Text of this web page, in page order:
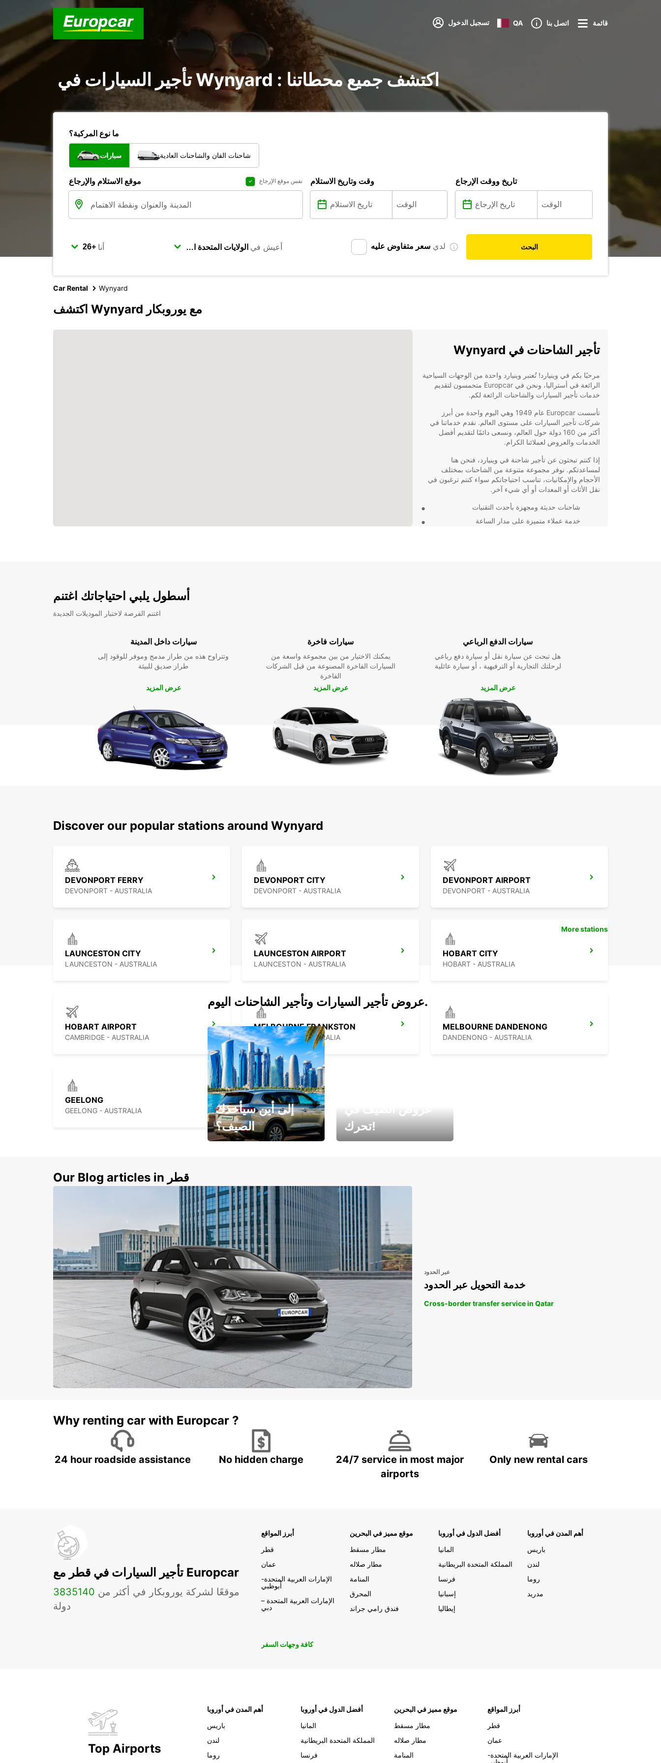
تسجيل الدخول QA اتصل بنا قائمة
تأجير السيارات في Wynyard : اكتشف جميع محطاتنا
ما نوع المركبة؟
سيارات شاحنات الفان والشاحنات العادية
موقع الاستلام والإرجاع نفس موقع الإرجاع وقت وتاريخ الاستلام تاريخ ووقت الإرجاع
أنا أعيش في لدي سعر متفاوض عليه البحث
Car Rental Wynyard
اكتشف Wynyard مع يوروبكار
تأجير الشاحنات في Wynyard
مرحبًا بكم في وينيارد! تُعتبر وينيارد واحدة من الوجهات السياحية
الرائعة في أستراليا، ونحن في Europcar متحمسون لتقديم
خدمات تأجير السيارات والشاحنات الرائعة لكم.
تأسست Europcar عام 1949 وهي اليوم واحدة من أبرز
شركات تأجير السيارات على مستوى العالم. نقدم خدماتنا في
أكثر من 160 دولة حول العالم، ونسعى دائمًا لتقديم أفضل
الخدمات والعروض لعملائنا الكرام.
إذا كنتم تبحثون عن تأجير شاحنة في وينيارد، فنحن هنا
لمساعدتكم. نوفر مجموعة متنوعة من الشاحنات بمختلف
الأحجام والإمكانيات، تناسب احتياجاتكم سواء كنتم ترغبون في
نقل الأثاث أو المعدات أو أي شيء آخر.
شاحنات حديثة ومجهزة بأحدث التقنيات
خدمة عملاء متميزة على مدار الساعة
أسطول يلبي احتياجاتك اغتنم
اغتنم الفرصة لاختبار الموديلات الجديدة
سيارات داخل المدينة
وتتراوح هذه من طراز مدمج وموفر للوقود إلى
طراز صديق للبيئة
عرض المزيد
سيارات فاخرة
يمكنك الاختيار من بين مجموعة واسعة من
السيارات الفاخرة المصنوعة من قبل الشركات
الفاخرة
عرض المزيد
سيارات الدفع الرباعي
هل تبحث عن سيارة نقل أو سيارة دفع رباعي
لرحلتك التجارية أو الترفيهية ، أو سيارة عائلية
عرض المزيد
Discover our popular stations around Wynyard
DEVONPORT FERRY
DEVONPORT - AUSTRALIA
DEVONPORT CITY
DEVONPORT - AUSTRALIA
DEVONPORT AIRPORT
DEVONPORT - AUSTRALIA
LAUNCESTON CITY
LAUNCESTON - AUSTRALIA
LAUNCESTON AIRPORT
LAUNCESTON - AUSTRALIA
HOBART CITY
HOBART - AUSTRALIA
HOBART AIRPORT
CAMBRIDGE - AUSTRALIA
MELBOURNE FRANKSTON
FRANKSTON - AUSTRALIA
MELBOURNE DANDENONG
DANDENONG - AUSTRALIA
GEELONG
GEELONG - AUSTRALIA
More stations
عروض تأجير السيارات وتأجير الشاحنات اليوم.
إلى أين سيأخذك
الصيف؟
تحرك!
Our Blog articles in قطر
عبر الحدود
خدمة التحويل عبر الحدود
Cross-border transfer service in Qatar
Why renting car with Europcar ?
24 hour roadside assistance No hidden charge
24/7 service in most major
airports
Only new rental cars
تأجير السيارات في قطر مع Europcar
3835 موقعًا لشركة يوروبكار في أكثر من 140
دولة
أبرز المواقع
قطر
عمان
الإمارات العربية المتحدة-
أبوظبي
الإمارات العربية المتحدة –
دبي
موقع مميز في البحرين
مطار مسقط
مطار صلاله
المنامة
المحرق
فندق رامي جراند
أفضل الدول في أوروبا
المانيا
المملكة المتحدة البريطانية
فرنسا
إسبانيا
إيطاليا
أهم المدن في أوروبا
باريس
لندن
روما
مدريد
كافة وجهات السفر
Top Airports
أهم المدن في أوروبا
باريس
لندن
روما
أفضل الدول في أوروبا
المانيا
المملكة المتحدة البريطانية
فرنسا
موقع مميز في البحرين
مطار مسقط
مطار صلاله
المنامة
أبرز المواقع
قطر
عمان
الإمارات العربية المتحدة-